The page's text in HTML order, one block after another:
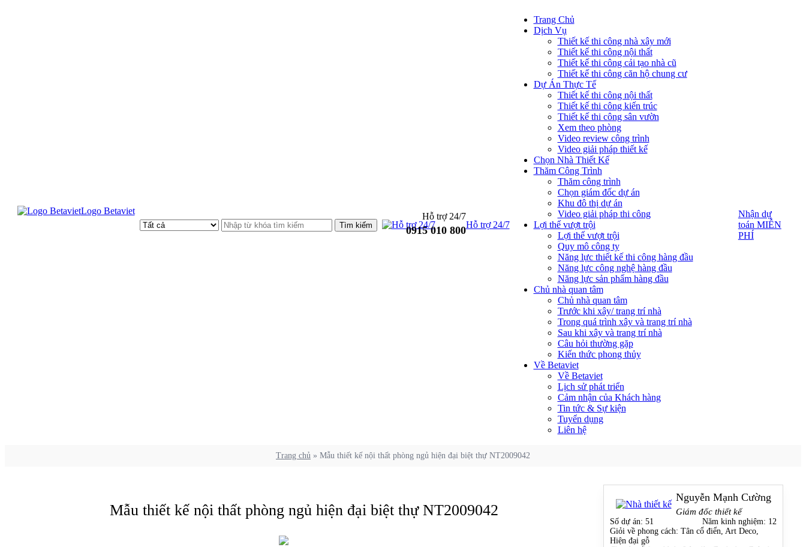
Logo Betaviet
Hỗ trợ 24/7
0915 010 800Hỗ trợ 24/7
Trang Chủ
Dịch Vụ
Thiết kế thi công nhà xây mới
Thiết kế thi công nội thất
Thiết kế thi công cải tạo nhà cũ
Thiết kế thi công căn hộ chung cư
Dự Án Thực Tế
Thiết kế thi công nội thất
Thiết kế thi công kiến trúc
Thiết kế thi công sân vườn
Xem theo phòng
Video review công trình
Video giải pháp thiết kế
Chọn Nhà Thiết Kế
Thăm Công Trình
Thăm công trình
Chọn giám đốc dự án
Khu đô thị dự án
Video giải pháp thi công
Lợi thế vượt trội
Lợi thế vượt trội
Quy mô công ty
Năng lực thiết kế thi công hàng đầu
Năng lực công nghệ hàng đầu
Năng lực sản phẩm hàng đầu
Chủ nhà quan tâm
Chủ nhà quan tâm
Trước khi xây/ trang trí nhà
Trong quá trình xây và trang trí nhà
Sau khi xây và trang trí nhà
Câu hỏi thường gặp
Kiến thức phong thủy
Về Betaviet
Về Betaviet
Lịch sử phát triển
Cảm nhận của Khách hàng
Tin tức & Sự kiện
Tuyển dụng
Liên hệ
Nhận dự
toán MIỄN
PHÍ
Trang chủ » Mẫu thiết kế nội thất phòng ngủ hiện đại biệt thự NT2009042
Mẫu thiết kế nội thất phòng ngủ hiện đại biệt thự NT2009042
Nguyễn Mạnh Cường
Giám đốc thiết kế
Số dự án: 51 Năm kinh nghiệm: 12
Giỏi về phong cách: Tân cổ điển, Art Deco,
Hiện đại gỗ